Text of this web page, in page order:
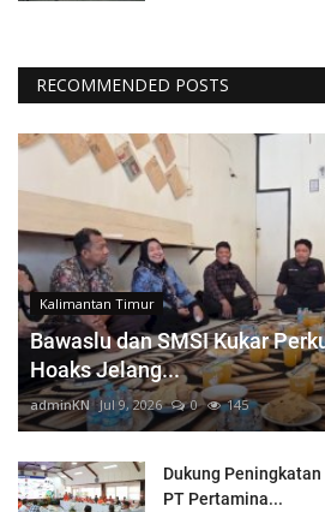
RECOMMENDED POSTS
Kalimantan Timur
Bawaslu dan SMSI Kukar
Hoaks Jelang...
adminKN Jul 9, 2026 0 145
Dukung
PT Pertamina...